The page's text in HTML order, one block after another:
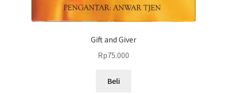
Gift and Giver
Rp75.000
Beli